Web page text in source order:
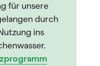
für unsere
durch
ins